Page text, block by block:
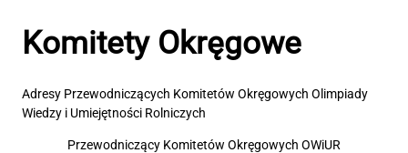
Komitety Okręgowe
Adresy Przewodniczących Komitetów Okręgowych Olimpiady
Wiedzy i Umiejętności Rolniczych
Przewodniczący Komitetów Okręgowych OWiUR